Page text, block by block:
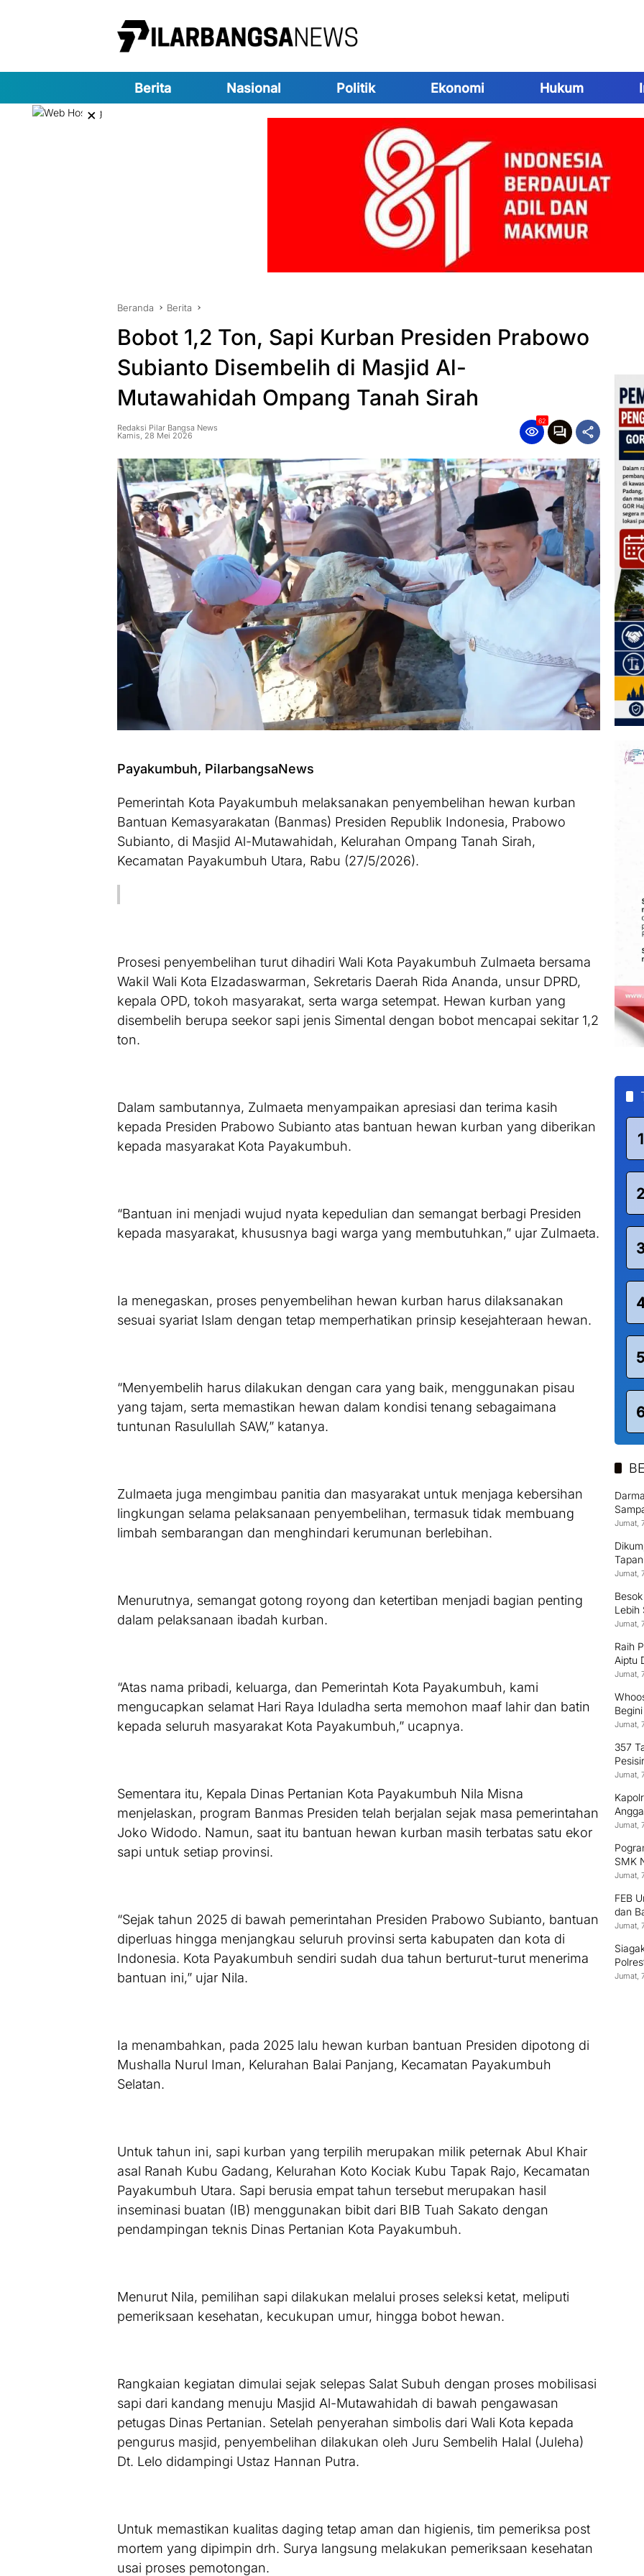
Berita Nasional Politik Ekonomi Hukum
×
Beranda Berita
Bobot 1,2 Ton, Sapi Kurban Presiden Prabowo
Subianto Disembelih di Masjid Al-
Mutawahidah Ompang Tanah Sirah
Redaksi Pilar Bangsa News
Kamis, 28 Mei 2026
62
Payakumbuh, PilarbangsaNews
Pemerintah Kota Payakumbuh melaksanakan penyembelihan hewan kurban
Bantuan Kemasyarakatan (Banmas) Presiden Republik Indonesia, Prabowo
Subianto, di Masjid Al-Mutawahidah, Kelurahan Ompang Tanah Sirah,
Kecamatan Payakumbuh Utara, Rabu (27/5/2026).
Prosesi penyembelihan turut dihadiri Wali Kota Payakumbuh Zulmaeta bersama
Wakil Wali Kota Elzadaswarman, Sekretaris Daerah Rida Ananda, unsur DPRD,
kepala OPD, tokoh masyarakat, serta warga setempat. Hewan kurban yang
disembelih berupa seekor sapi jenis Simental dengan bobot mencapai sekitar 1,2
ton.
Dalam sambutannya, Zulmaeta menyampaikan apresiasi dan terima kasih
kepada Presiden Prabowo Subianto atas bantuan hewan kurban yang diberikan
kepada masyarakat Kota Payakumbuh.
“Bantuan ini menjadi wujud nyata kepedulian dan semangat berbagi Presiden
kepada masyarakat, khususnya bagi warga yang membutuhkan,” ujar Zulmaeta.
Ia menegaskan, proses penyembelihan hewan kurban harus dilaksanakan
sesuai syariat Islam dengan tetap memperhatikan prinsip kesejahteraan hewan.
“Menyembelih harus dilakukan dengan cara yang baik, menggunakan pisau
yang tajam, serta memastikan hewan dalam kondisi tenang sebagaimana
tuntunan Rasulullah SAW,” katanya.
Zulmaeta juga mengimbau panitia dan masyarakat untuk menjaga kebersihan
lingkungan selama pelaksanaan penyembelihan, termasuk tidak membuang
limbah sembarangan dan menghindari kerumunan berlebihan.
Menurutnya, semangat gotong royong dan ketertiban menjadi bagian penting
dalam pelaksanaan ibadah kurban.
“Atas nama pribadi, keluarga, dan Pemerintah Kota Payakumbuh, kami
mengucapkan selamat Hari Raya Iduladha serta memohon maaf lahir dan batin
kepada seluruh masyarakat Kota Payakumbuh,” ucapnya.
Sementara itu, Kepala Dinas Pertanian Kota Payakumbuh Nila Misna
menjelaskan, program Banmas Presiden telah berjalan sejak masa pemerintahan
Joko Widodo. Namun, saat itu bantuan hewan kurban masih terbatas satu ekor
sapi untuk setiap provinsi.
“Sejak tahun 2025 di bawah pemerintahan Presiden Prabowo Subianto, bantuan
diperluas hingga menjangkau seluruh provinsi serta kabupaten dan kota di
Indonesia. Kota Payakumbuh sendiri sudah dua tahun berturut-turut menerima
bantuan ini,” ujar Nila.
Ia menambahkan, pada 2025 lalu hewan kurban bantuan Presiden dipotong di
Mushalla Nurul Iman, Kelurahan Balai Panjang, Kecamatan Payakumbuh
Selatan.
Untuk tahun ini, sapi kurban yang terpilih merupakan milik peternak Abul Khair
asal Ranah Kubu Gadang, Kelurahan Koto Kociak Kubu Tapak Rajo, Kecamatan
Payakumbuh Utara. Sapi berusia empat tahun tersebut merupakan hasil
inseminasi buatan (IB) menggunakan bibit dari BIB Tuah Sakato dengan
pendampingan teknis Dinas Pertanian Kota Payakumbuh.
Menurut Nila, pemilihan sapi dilakukan melalui proses seleksi ketat, meliputi
pemeriksaan kesehatan, kecukupan umur, hingga bobot hewan.
Rangkaian kegiatan dimulai sejak selepas Salat Subuh dengan proses mobilisasi
sapi dari kandang menuju Masjid Al-Mutawahidah di bawah pengawasan
petugas Dinas Pertanian. Setelah penyerahan simbolis dari Wali Kota kepada
pengurus masjid, penyembelihan dilakukan oleh Juru Sembelih Halal (Juleha)
Dt. Lelo didampingi Ustaz Hannan Putra.
Untuk memastikan kualitas daging tetap aman dan higienis, tim pemeriksa post
mortem yang dipimpin drh. Surya langsung melakukan pemeriksaan kesehatan
usai proses pemotongan.
1
2
5
Jumat,
Jumat,
Lebih
Jumat,
Raih
Aiptu
Terus
Jumat,
Jumat,
357
Jumat,
Jumat,
SMK
Jumat,
FEB
dan
Jumat,
Jumat,